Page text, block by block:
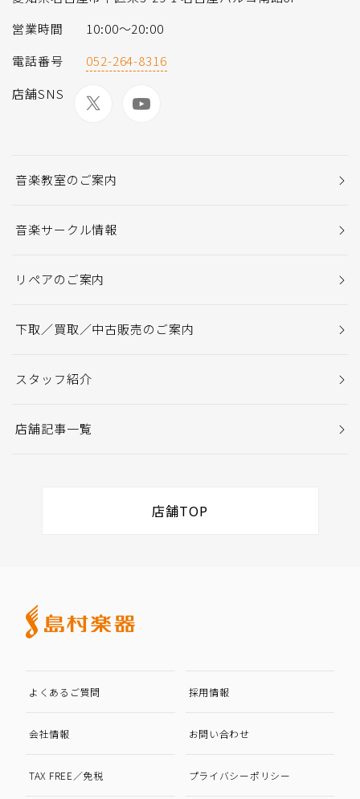
営業時間
10:00～20:00
電話番号
052-264-8316
店舗SNS
音楽教室のご案内
音楽サークル情報
リペアのご案内
下取／買取／中古販売のご案内
スタッフ紹介
店舗記事一覧
店舗TOP
よくあるご質問 採用情報
会社情報 お問い合わせ
TAX FREE／免税 プライバシーポリシー